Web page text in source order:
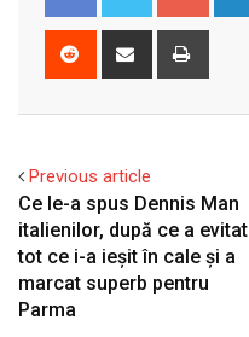
Reddit
Share
Previous article
Ce le-a spus Dennis Man
italienilor, după ce a evitat
tot ce i-a ieșit în cale și a
marcat superb pentru
Parma